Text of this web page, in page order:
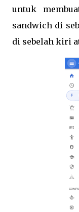
untuk
sandwich di
di sebelah kiri